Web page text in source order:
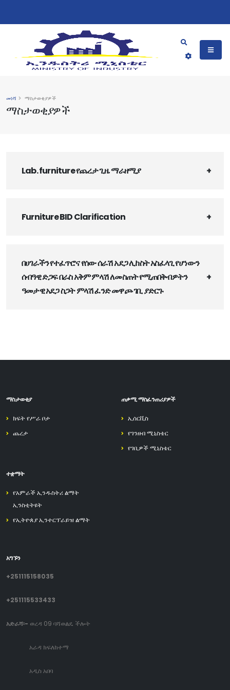
ማስታወቂያዎች
መነሻ ማስታወቂያዎች
Lab. furniture የጨረታ ጊዜ ማራዘሚያ
Furniture BID Clarification
በሀገራችን የተፈጥሮና የሰው ሰራሽ አደጋ ሊከስት አስፈላጊ የሆነውን
ሰብዓዊ ድጋፍ በራስ አቅም ምላሽ ለመስጠት የሚጠበቅብዎትን
ዓመታዊ አደጋ ስጋት ምላሽ ፈንድ መዋጮ ገቢ ያድርጉ
ማስታወቂያ
ክፍት የሥራ ቦታ
ጨረታ
ጠቃሚ ማስፈንጠሪያዎች
ኢሰርቪስ
የገንዘብ ሚኒስቴር
የገቢዎች ሚኒስቴር
ተቋማት
የአምራች ኢንዱስትሪ ልማት
ኢንስቲትዩት
የኢትዮጰያ ኢንተርፕራይዝ ልማት
አግኙን
+251115158035
+251115533433
አድራሻ፡- ወረዳ 09 ባሻወልዴ ችሎት
አራዳ ክፍለከተማ
አዲስ አበባ